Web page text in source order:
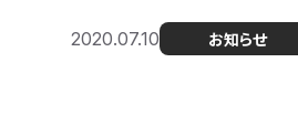
2020.07.10 お知らせ